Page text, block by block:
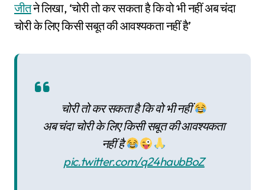
जीतने लिखा, ‘चोरी तो कर सकता है कि वो भी नहीं अब चंदा
चोरी के लिए किसी सबूत की आवश्यकता नहीं है’
चोरी तो कर सकता है कि वो भी नहीं
अब चंदा चोरी के लिए किसी सबूत की आवश्यकता
नहीं है
pic.twitter.com/q24haubBoZ